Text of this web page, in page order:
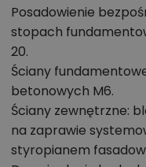
dachówka
Ponadczasowa
eleganckiego domu
się w niemal każdy
Chcesz
projekcie, na
Posadowienie
stopach
20.
Ściany
betonowych M6.
Ściany zewnętrzne:
na zaprawie
styropianem